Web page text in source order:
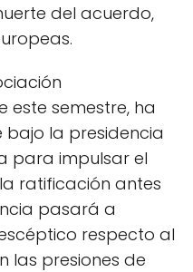
del acuerdo,
semestre, ha
la presidencia
para impulsar el
ratificación antes
pasará a
respecto al
las presiones de